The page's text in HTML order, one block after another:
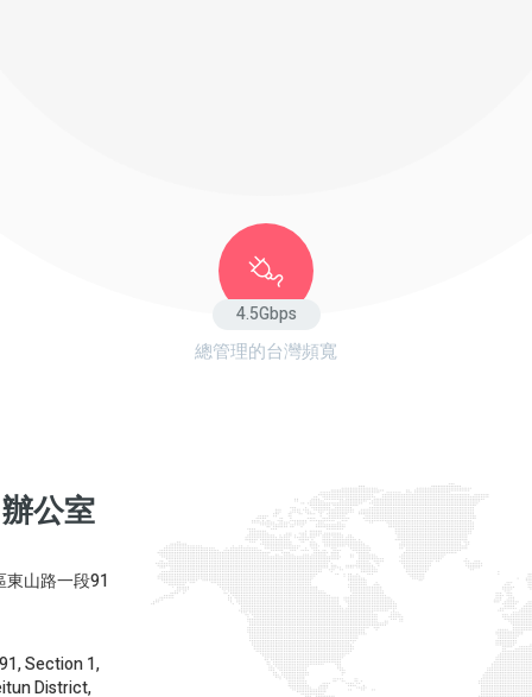
4.5Gbps
總管理的台灣頻寬
公室
山路一段91
Section 1,
District,